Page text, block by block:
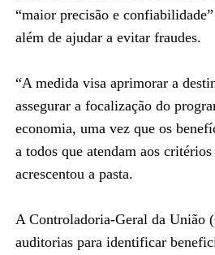
“maior precisão e
além de ajudar a evitar fraudes.
“A medida visa aprimorar a
assegurar a focalização do
economia, uma vez que os
a todos que atendam aos
acrescentou a pasta.
A Controladoria-Geral da União
auditorias para identificar